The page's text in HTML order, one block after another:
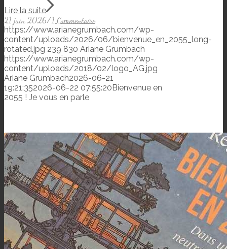
Lire la suite
21 juin 2026/1 Commentaire
https://www.arianegrumbach.com/wp-
content/uploads/2026/06/bienvenue_en_2055_long-
rotated.jpg 239 830 Ariane Grumbach
https://www.arianegrumbach.com/wp-
content/uploads/2018/02/logo_AG.jpg
Ariane Grumbach2026-06-21
19:21:352026-06-22 07:55:20Bienvenue en
2055 ! Je vous en parle